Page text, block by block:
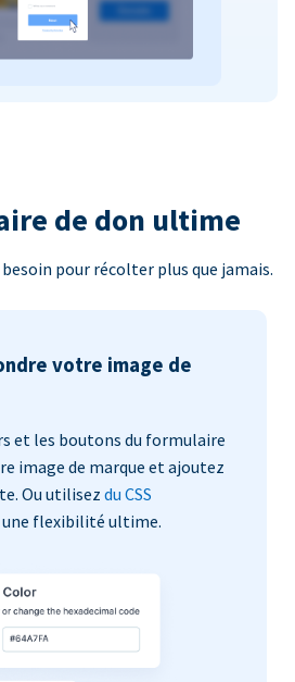
de don ultime
pour récolter plus que jamais.
votre image de
et les boutons du formulaire
image de marque et ajoutez
Ou utilisez du CSS
une flexibilité ultime.